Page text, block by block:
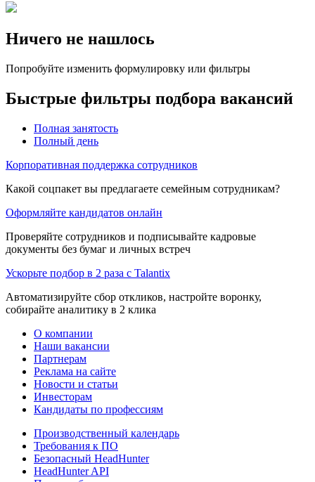
Ничего не нашлось
Попробуйте изменить формулировку или фильтры
Быстрые фильтры подбора вакансий
Полная занятость
Полный день
Корпоративная поддержка сотрудников
Какой соцпакет вы предлагаете семейным сотрудникам?
Оформляйте кандидатов онлайн
Проверяйте сотрудников и подписывайте кадровые
документы без бумаг и личных встреч
Ускорьте подбор в 2 раза с Talantix
Автоматизируйте сбор откликов, настройте воронку,
собирайте аналитику в 2 клика
О компании
Наши вакансии
Партнерам
Реклама на сайте
Новости и статьи
Инвесторам
Кандидаты по профессиям
Производственный календарь
Требования к ПО
Безопасный HeadHunter
HeadHunter API